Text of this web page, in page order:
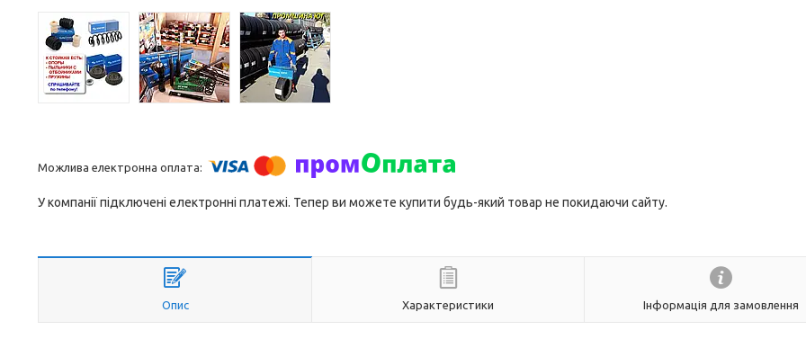
У компанії підключені електронні платежі. Тепер ви можете купити будь-який товар не покидаючи сайту.
Опис Характеристики Інформація для замовлення